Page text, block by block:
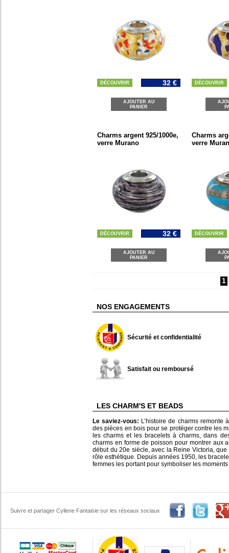
DÉCOUVRIR 32 €
AJOUTER AU
PANIER
DÉCOUVRIR
Charms argent 925/1000e,
verre Murano
DÉCOUVRIR 32 €
AJOUTER AU
PANIER
Charms
verre
DÉCOUVRIR
1
NOS ENGAGEMENTS
Sécurité et confidentialité
Satisfait ou remboursé
LES CHARM'S ET BEADS
Le saviez-vous: L’histoire de charms remonte
des pièces en bois pour se protéger contre les
les charms et les bracelets à charms, dans
charms en forme de poisson pour montrer aux
début du 20e siècle, avec la Reine Victoria,
rôle esthétique. Depuis années 1950, les
femmes les portant pour symboliser les
Suivre et partager Cyllene Fantaisie sur les réseaux sociaux